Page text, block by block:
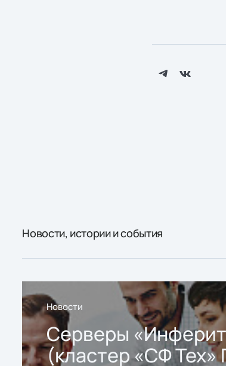
Новости, истории и события
Новости
Серверы
(кластер «СФ Тех»